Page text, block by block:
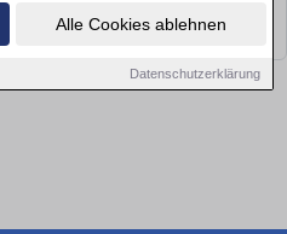
Alle Cookies ablehnen
Datenschutzerklärung
Objekte finden. Schauen Sie